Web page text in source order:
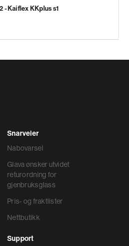
- Kaiflex KKplus s1
Snarveier
Nabovarsel
Glava ønsker utvidet
returordning for
gjenbruksglass
Pris- og fraktlister
Nettbutikk
Support